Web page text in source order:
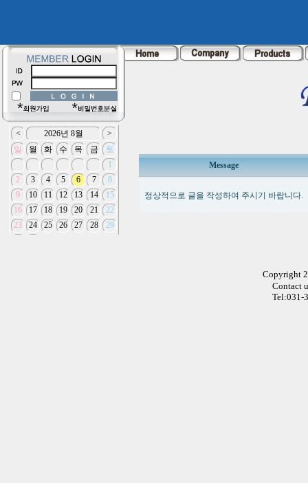
Message
정상적으로 글을 작성하여 주시기 바랍니다.
Copyright
Contact
Tel:031-